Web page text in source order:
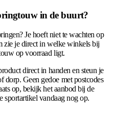
in de buurt?
Je hoeft niet te wachten op
zie je direct in welke winkels bij
op voorraad ligt.
direct in handen en steun je
dorp. Geen gedoe met postcodes
op, bekijk het aanbod bij de
sportartikel vandaag nog op.